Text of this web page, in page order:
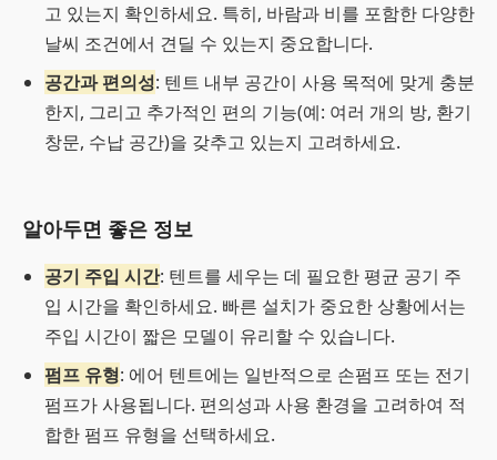
고 있는지 확인하세요. 특히, 바람과 비를 포함한 다양한
날씨 조건에서 견딜 수 있는지 중요합니다.
공간과 편의성: 텐트 내부 공간이 사용 목적에 맞게 충분
한지, 그리고 추가적인 편의 기능(예: 여러 개의 방, 환기
창문, 수납 공간)을 갖추고 있는지 고려하세요.
알아두면 좋은 정보
공기 주입 시간: 텐트를 세우는 데 필요한 평균 공기 주
입 시간을 확인하세요. 빠른 설치가 중요한 상황에서는
주입 시간이 짧은 모델이 유리할 수 있습니다.
펌프 유형: 에어 텐트에는 일반적으로 손펌프 또는 전기
펌프가 사용됩니다. 편의성과 사용 환경을 고려하여 적
합한 펌프 유형을 선택하세요.